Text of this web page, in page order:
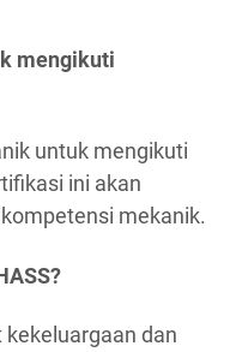
mengikuti
untuk mengikuti
ini akan
mekanik.
kekeluargaan dan